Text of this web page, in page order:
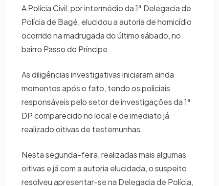
A Polícia Civil, por intermédio da 1ª Delegacia de
Polícia de Bagé, elucidou a autoria de homicídio
ocorrido na madrugada do último sábado, no
bairro Passo do Príncipe.
As diligências investigativas iniciaram ainda
momentos após o fato, tendo os policiais
responsáveis pelo setor de investigações da 1ª
DP comparecido no local e de imediato já
realizado oitivas de testemunhas.
Nesta segunda-feira, realizadas mais algumas
oitivas e já com a autoria elucidada, o suspeito
resolveu apresentar-se na Delegacia de Polícia,